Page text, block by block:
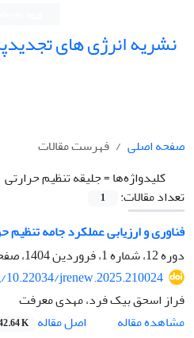
نشریه انرژی های
صفحه اصلی
فهرست مقالات
کلیدواژه‌ها =جلیقه تنظیم حرارتی
تعداد مقالات:
1
فناوری و ارزیابی عملکرد جامه تنظیم
دوره 12، شماره 1، فروردین 1404، صفحه
jrenew.2025.210024
فراز اسحق بیک فرد، مهدی معرفت
مشاهده مقاله
اصل مقاله K